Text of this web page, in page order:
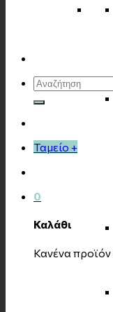
Αναζήτηση
για:
Ταμείο +
0
Καλάθι
Κανένα